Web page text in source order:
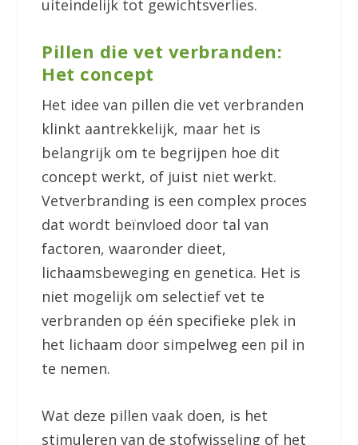
uiteindelijk tot gewichtsverlies.
Pillen die vet verbranden:
Het concept
Het idee van pillen die vet verbranden
klinkt aantrekkelijk, maar het is
belangrijk om te begrijpen hoe dit
concept werkt, of juist niet werkt.
Vetverbranding is een complex proces
dat wordt beïnvloed door tal van
factoren, waaronder dieet,
lichaamsbeweging en genetica. Het is
niet mogelijk om selectief vet te
verbranden op één specifieke plek in
het lichaam door simpelweg een pil in
te nemen.
Wat deze pillen vaak doen, is het
stimuleren van de stofwisseling of het